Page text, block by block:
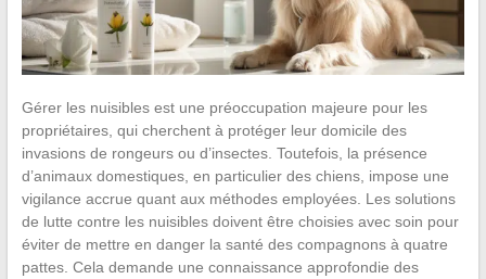
Gérer les nuisibles est une préoccupation majeure pour les
propriétaires, qui cherchent à protéger leur domicile des
invasions de rongeurs ou d’insectes. Toutefois, la présence
d’animaux domestiques, en particulier des chiens, impose une
vigilance accrue quant aux méthodes employées. Les solutions
de lutte contre les nuisibles doivent être choisies avec soin pour
éviter de mettre en danger la santé des compagnons à quatre
pattes. Cela demande une connaissance approfondie des